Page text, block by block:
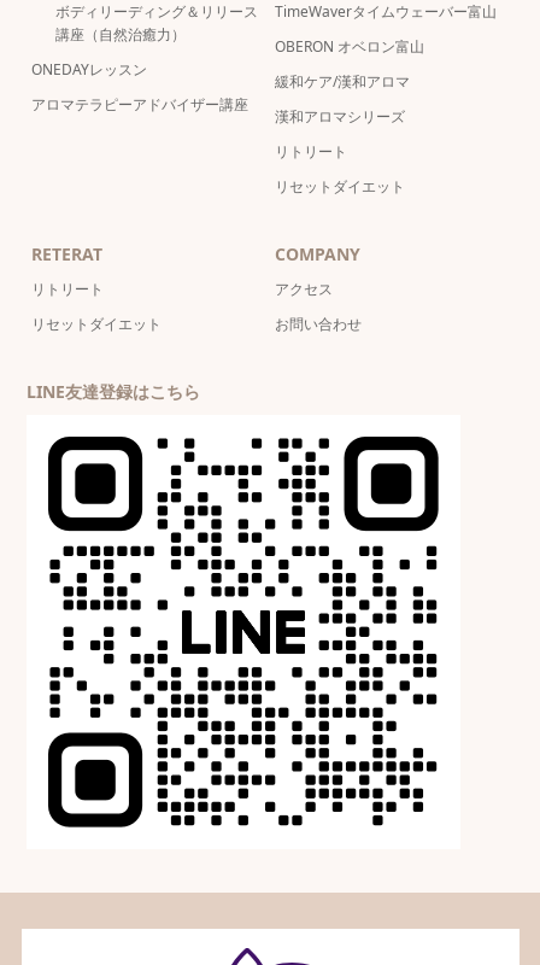
ボディリーディング＆リリース
講座（自然治癒力）
ONEDAYレッスン
アロマテラピーアドバイザー講座
TimeWaverタイムウェーバー富山
OBERON オベロン富山
緩和ケア/漢和アロマ
漢和アロマシリーズ
リトリート
リセットダイエット
RETERAT
リトリート
リセットダイエット
COMPANY
アクセス
お問い合わせ
LINE友達登録はこちら